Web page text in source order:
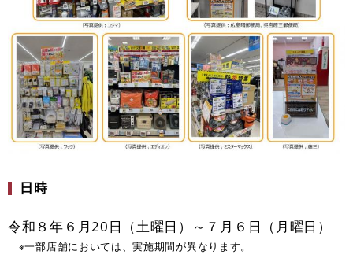
日時
令和８年６月20日（土曜日）～７月６日（月曜日）
※一部店舗においては、実施期間が異なります。